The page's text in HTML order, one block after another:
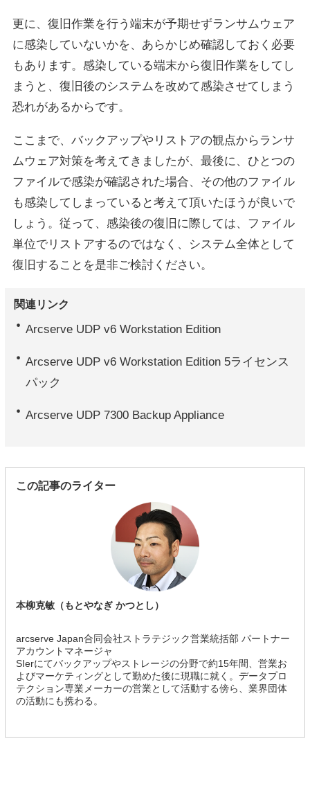
更に、復旧作業を行う端末が予期せずランサムウェア
に感染していないかを、あらかじめ確認しておく必要
もあります。感染している端末から復旧作業をしてし
まうと、復旧後のシステムを改めて感染させてしまう
恐れがあるからです。
ここまで、バックアップやリストアの観点からランサ
ムウェア対策を考えてきましたが、最後に、ひとつの
ファイルで感染が確認された場合、その他のファイル
も感染してしまっていると考えて頂いたほうが良いで
しょう。従って、感染後の復旧に際しては、ファイル
単位でリストアするのではなく、システム全体として
復旧することを是非ご検討ください。
関連リンク
Arcserve UDP v6 Workstation Edition
Arcserve UDP v6 Workstation Edition 5ライセンス
パック
Arcserve UDP 7300 Backup Appliance
この記事のライター
本柳克敏（もとやなぎ かつとし）
arcserve Japan合同会社ストラテジック営業統括部 パートナー
アカウントマネージャ
SIerにてバックアップやストレージの分野で約15年間、営業お
よびマーケティングとして勤めた後に現職に就く。データプロ
テクション専業メーカーの営業として活動する傍ら、業界団体
の活動にも携わる。